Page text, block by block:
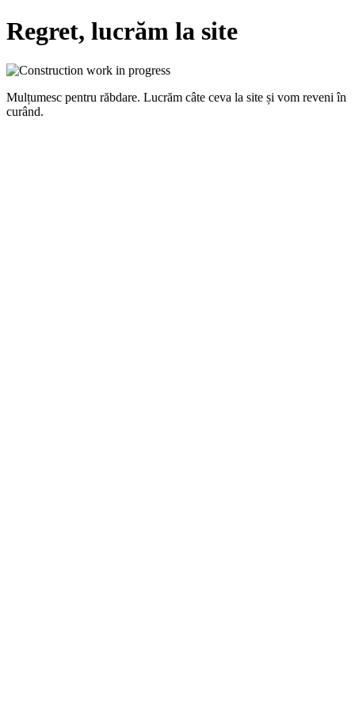
Regret, lucrăm la site
Mulțumesc pentru răbdare. Lucrăm câte ceva la site și vom reveni în
curând.